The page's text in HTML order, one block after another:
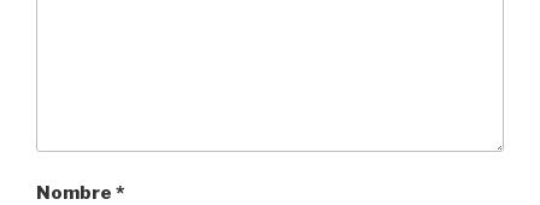
Nombre *